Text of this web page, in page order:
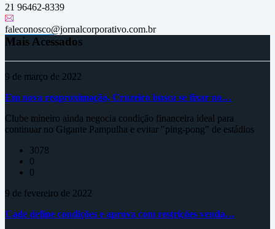
21 96462-8339
faleconosco@jornalcorporativo.com.br
Mais Acessados
9 de março de 2022
Em nova reaproximação, Cruzeiro busca se fixar no…
Clube mineiro ainda negocia condição financeira ideal para
continuar no Gigante Pampulha e evitar "ping-pong" de estádios
3078
0
0
9 de fevereiro de 2022
Cade define condições e aprova com restrições venda…